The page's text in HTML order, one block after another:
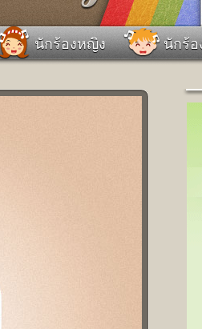
แต่งงาน
ทำนายฝัน สุขภาพ
ผลบอล บ้านและกา
เช็คความเร็วเน็ต
นักร้องหญิง นักร้อ